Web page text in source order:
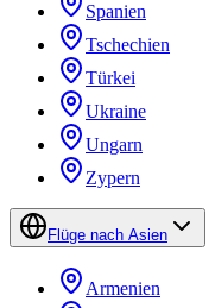
Spanien
Tschechien
Türkei
Ukraine
Ungarn
Zypern
Flüge nach Asien
Armenien